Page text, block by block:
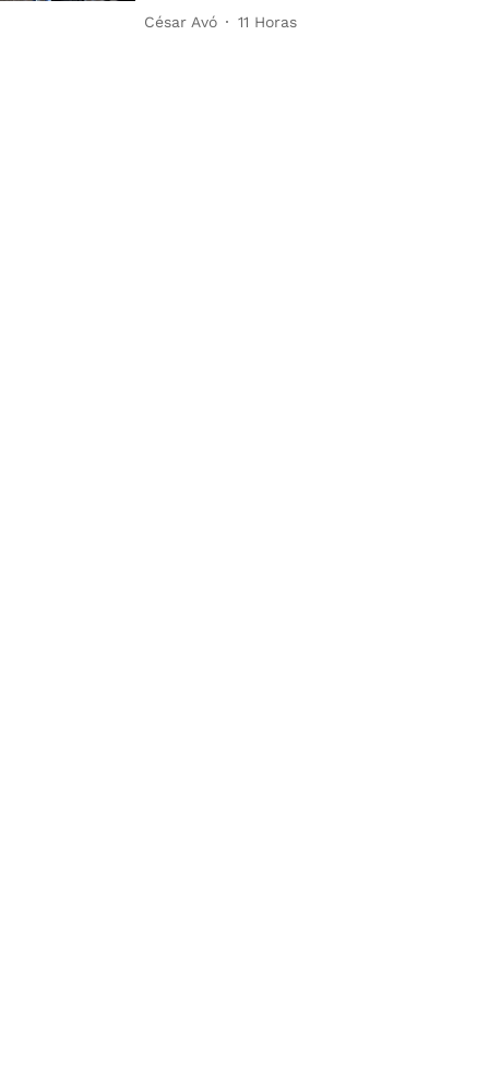
César Avó 11 Horas